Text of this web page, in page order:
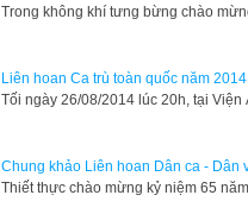
Trong không khí tưng bừng chào
Liên hoan Ca trù toàn quốc năm 2014
​Tối ngày 26/08/2014 lúc 20h, tại
Chung khảo Liên hoan Dân ca - Dân
Thiết thực chào mừng kỷ niệm 65